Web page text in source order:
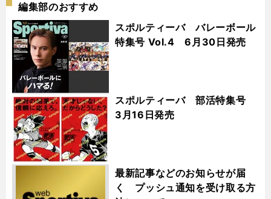
編集部のおすすめ
スポルティーバ バレーボール
特集号 Vol.4 6月30日発売
スポルティーバ 部活特集号
3月16日発売
最新記事などのお知らせが届
く プッシュ通知を受け取る方